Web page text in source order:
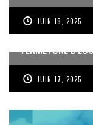
JUIN 18, 2025
FERMETURE
JUIN 17, 2025